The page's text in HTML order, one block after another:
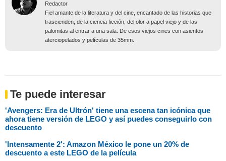
Redactor
Fiel amante de la literatura y del cine, encantado de las historias que
trascienden, de la ciencia ficción, del olor a papel viejo y de las
palomitas al entrar a una sala. De esos viejos cines con asientos
aterciopelados y películas de 35mm.
Te puede interesar
'Avengers: Era de Ultrón' tiene una escena tan icónica que
ahora tiene versión de LEGO y así puedes conseguirlo con
descuento
'Intensamente 2': Amazon México le pone un 20% de
descuento a este LEGO de la película